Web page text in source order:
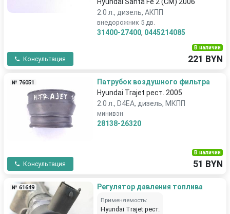
2.0 л., дизель, АКПП
внедорожник 5 дв.
31400-27400, 0445214085
Консультация
В наличии
221 BYN
№ 76051
Патрубок воздушного фильтра
Hyundai Trajet рест. 2005
2.0 л., D4EA, дизель, МКПП
минивэн
28138-26320
Консультация
В наличии
51 BYN
№ 61649 Pегулятор давления топлива
Применяемость:
Hyundai Trajet рест.